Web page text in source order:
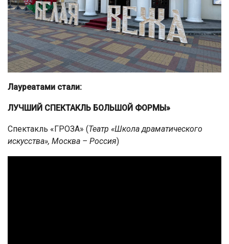
Лауреатами стали:
ЛУЧШИЙ СПЕКТАКЛЬ БОЛЬШОЙ ФОРМЫ»
Спектакль «ГРОЗА» (Театр «Школа драматического
искусства», Москва – Россия)